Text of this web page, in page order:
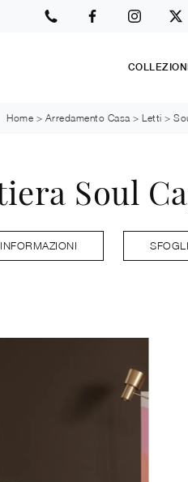
COLLEZIONI
Home > Arredamento Casa > Letti >
Soul